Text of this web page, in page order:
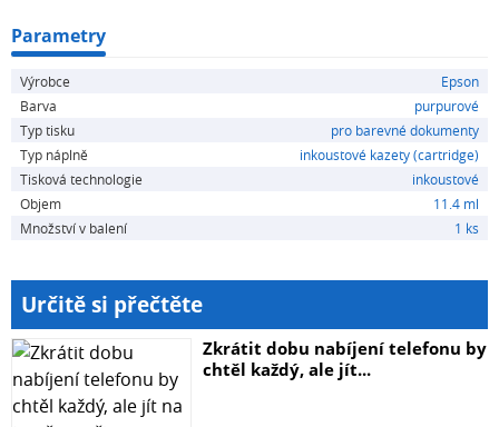
Parametry
Výrobce
Epson
Barva
purpurové
Typ tisku
pro barevné dokumenty
Typ náplně
inkoustové kazety (cartridge)
Tisková technologie
inkoustové
Objem
11.4 ml
Množství v balení
1 ks
Určitě si přečtěte
Zkrátit dobu nabíjení telefonu by
chtěl každý, ale jít...